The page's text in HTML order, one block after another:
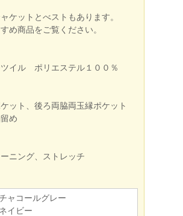
ケットとべストもあります。
め商品をご覧ください。
ツイル ポリエステル１００％
ット、後ろ両脇両玉縁ポケット
め
ニング、ストレッチ
ャコールグレー
イビー